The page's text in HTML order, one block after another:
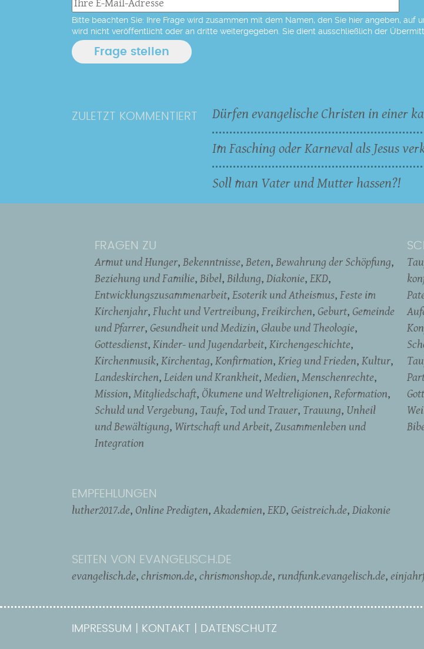
Bitte beachten Sie: Ihre Frage wird zusammen mit dem Namen, den Sie hier angeben,
wird nicht veröffentlicht oder an dritte weitergegeben. Sie dient ausschließlich der
ZULETZT KOMMENTIERT
Dürfen evangelische Christen in einer
Im Fasching oder Karneval als Jesus
Soll man Vater und Mutter hassen?!
FRAGEN ZU
Armut und Hunger Bekenntnisse Beten Bewahrung der Schöpfung
Beziehung und Familie Bibel Bildung Diakonie EKD
Entwicklungszusammenarbeit Esoterik und Atheismus Feste im
Kirchenjahr Flucht und Vertreibung Freikirchen Geburt Gemeinde
und Pfarrer Gesundheit und Medizin Glaube und Theologie
Gottesdienst Kinder- und Jugendarbeit Kirchengeschichte
Kirchenmusik Kirchentag Konfirmation Krieg und Frieden Kultur
Landeskirchen Leiden und Krankheit Medien Menschenrechte
Mission Mitgliedschaft Ökumene und Weltreligionen Reformation
Schuld und Vergebung Taufe Tod und Trauer Trauung Unheil
und Bewältigung Wirtschaft und Arbeit Zusammenleben und
Integration
EMPFEHLUNGEN
luther2017.de Online Predigten Akademien EKD Geistreich.de Diakonie
SEITEN VON EVANGELISCH.DE
evangelisch.de chrismon.de chrismonshop.de rundfunk.evangelisch.de
IMPRESSUM KONTAKT DATENSCHUTZ